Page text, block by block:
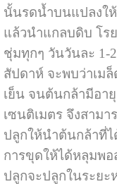
นั้นรดน้ำบนแปลงใ
แล้วนำแกลบดิบ โร
ชุ่มทุกๆ วันวันละ 1-
สัปดาห์ จะพบว่าเม
เย็น จนต้นกล้ามีอา
เซนติเมตร จึงสาม
ปลูกให้นำต้นกล้าที่ไ
การขุดให้ได้หลุมพ
ปลูกจะปลูกในระยะ